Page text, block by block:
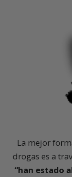
La mejor
drogas es a
“han estado